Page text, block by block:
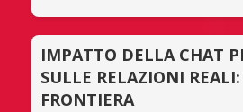
IMPATTO DELLA CHAT
SULLE RELAZIONI
FRONTIERA